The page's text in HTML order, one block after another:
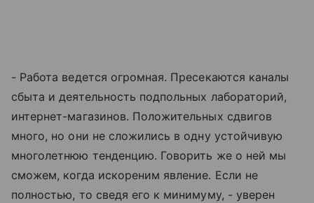
- Работа ведется огромная. Пресекаются каналы
сбыта и деятельность подпольных лабораторий,
интернет-магазинов. Положительных сдвигов
много, но они не сложились в одну устойчивую
многолетнюю тенденцию. Говорить же о ней мы
сможем, когда искореним явление. Если не
полностью, то сведя его к минимуму, - уверен